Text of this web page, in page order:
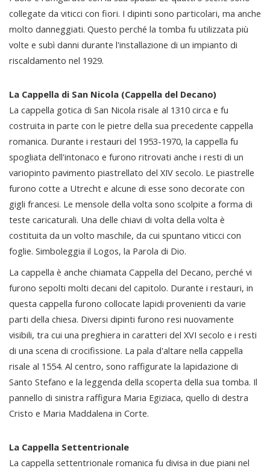
collegate da viticci con fiori. I dipinti sono particolari, ma anche
molto danneggiati. Questo perché la tomba fu utilizzata più
volte e subì danni durante l'installazione di un impianto di
riscaldamento nel 1929.
La Cappella di San Nicola (Cappella del Decano)
La cappella gotica di San Nicola risale al 1310 circa e fu
costruita in parte con le pietre della sua precedente cappella
romanica. Durante i restauri del 1953-1970, la cappella fu
spogliata dell'intonaco e furono ritrovati anche i resti di un
variopinto pavimento piastrellato del XIV secolo. Le piastrelle
furono cotte a Utrecht e alcune di esse sono decorate con
gigli francesi. Le mensole della volta sono scolpite a forma di
teste caricaturali. Una delle chiavi di volta della volta è
costituita da un volto maschile, da cui spuntano viticci con
foglie. Simboleggia il Logos, la Parola di Dio.
La cappella è anche chiamata Cappella del Decano, perché vi
furono sepolti molti decani del capitolo. Durante i restauri, in
questa cappella furono collocate lapidi provenienti da varie
parti della chiesa. Diversi dipinti furono resi nuovamente
visibili, tra cui una preghiera in caratteri del XVI secolo e i resti
di una scena di crocifissione. La pala d'altare nella cappella
risale al 1554. Al centro, sono raffigurate la lapidazione di
Santo Stefano e la leggenda della scoperta della sua tomba. Il
pannello di sinistra raffigura Maria Egiziaca, quello di destra
Cristo e Maria Maddalena in Corte.
La Cappella Settentrionale
La cappella settentrionale romanica fu divisa in due piani nel